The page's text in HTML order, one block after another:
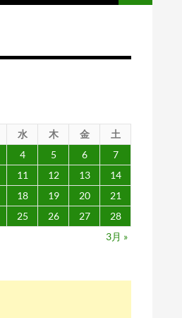
水 木 金
土
4 5 6
7
11 12 13
14
18 19 20
21
25 26 27
28
3月 »